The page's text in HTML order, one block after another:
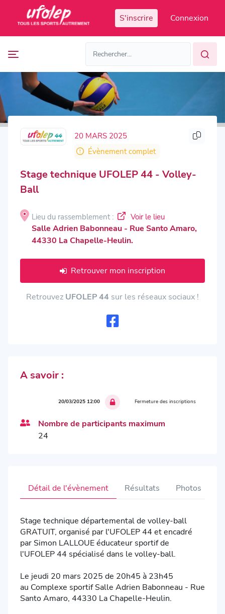
S'inscrire Connexion
manifestations
Manifestations
passées
Accès
organisateur
Détail de l'évènement Résultats Photos
Stage technique départemental de volley-ball
GRATUIT, organisé par l'UFOLEP 44 et encadré
par Simon LALLOUE éducateur sportif de
l'UFOLEP 44 spécialisé dans le volley-ball.
Le jeudi 20 mars 2025 de 20h45 à 23h45
au Complexe sportif Salle Adrien Babonneau - Rue
Santo Amaro, 44330 La Chapelle-Heulin.
20 MARS 2025
Évènement complet
Stage technique UFOLEP 44 - Volley-
Ball
Lieu du rassemblement : Voir le lieu
Salle Adrien Babonneau - Rue Santo Amaro,
44330 La Chapelle-Heulin.
Retrouver mon inscription
Retrouvez UFOLEP 44 sur les réseaux sociaux !
A savoir :
20/03/2025 12:00 Fermeture des inscriptions
Nombre de participants maximum
24
Panneau de gestion des cookies